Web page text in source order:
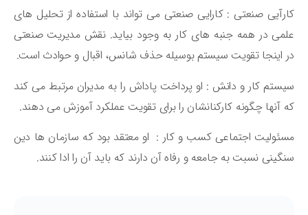
صنعتی : کارایی صنعتی می تواند با استفاده از تحلیل های
در همه جنبه های کار به وجود بیاید. نقش مدیریت صنعتی
اینجا تقویت سیستم بوسیله حذف شانس، اقبال و حوادث است.
کار و دانش : او پرداخت پاداش را به مدیران مرتبط می کند
آنها چگونه کارکنانشان را برای تقویت عملکرد آموزش می دهند.
اجتماعی کسب و کار : او معتقد بود که سازمان ها دین
نسبت به جامعه و رفاه آن دارند که باید آن را ادا کنند.